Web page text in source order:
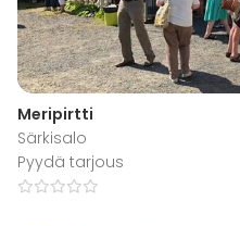
Meripirtti
Särkisalo
Pyydä tarjous